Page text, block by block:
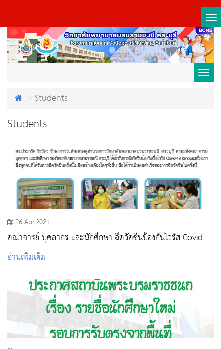
Students
Students
26 Apr 2021
คณาจารย์ บุคลากร และนักศึกษา ฉีดวัคซีนป้องกันไวรัส Covid-
19
อ่านเพิ่มเติม